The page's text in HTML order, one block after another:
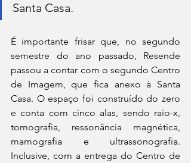
Santa Casa.
É importante frisar que, no segundo
semestre do ano passado, Resende
passou a contar com o segundo Centro
de Imagem, que fica anexo à Santa
Casa. O espaço foi construído do zero
e conta com cinco alas, sendo raio-x,
tomografia, ressonância magnética,
mamografia e ultrassonografia.
Inclusive, com a entrega do Centro de